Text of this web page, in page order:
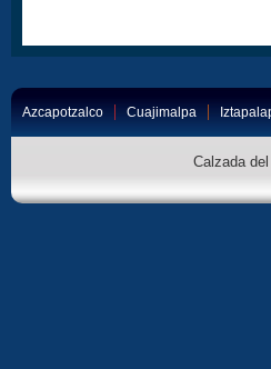
Azcapotzalco Cuajimalpa
Calzada